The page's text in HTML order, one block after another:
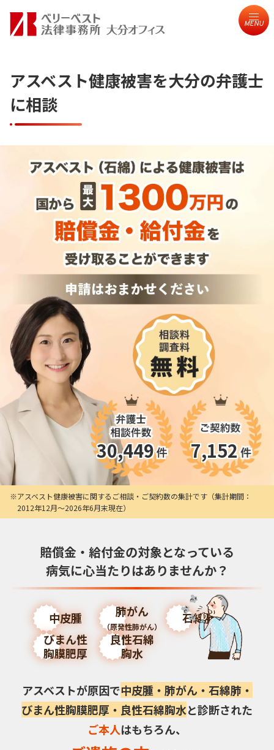
MENU
アスベスト健康被害を大分の弁護士
に相談
30,449 7,152
アスベスト健康被害に関するご相談・ご契約数の集計です（集計期間：
2012年12月〜2026年6月末現在）
賠償金・給付金の対象となっている
病気に心当たりはありませんか？
中皮腫 肺がん
（原発性肺がん）
石綿肺
びまん性
胸膜肥厚
良性石綿
胸水
アスベストが原因で中皮腫・肺がん・石綿肺・
びまん性胸膜肥厚・良性石綿胸水と診断された
ご本人はもちろん、